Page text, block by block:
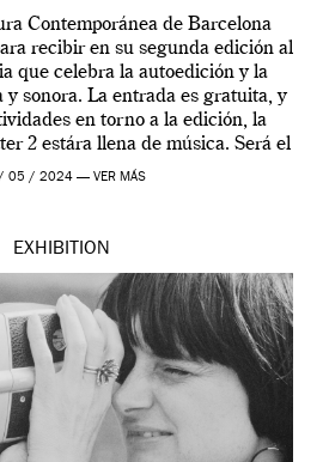
Contemporánea de Barcelona
recibir en su segunda edición al
que celebra la autoedición y la
sonora. La entrada es gratuita, y
en torno a la edición, la
2 estára llena de música. Será el
[…]
05 / 2024 — VER MÁS
EXHIBITION